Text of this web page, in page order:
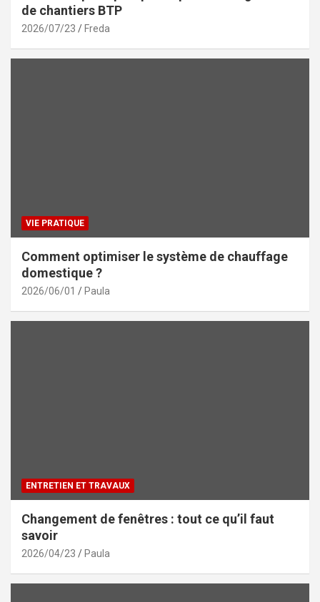
de chantiers BTP
2026/07/23 Freda
VIE PRATIQUE
Comment optimiser le système de chauffage
domestique ?
2026/06/01 Paula
ENTRETIEN ET TRAVAUX
Changement de fenêtres : tout ce qu’il faut
savoir
2026/04/23 Paula